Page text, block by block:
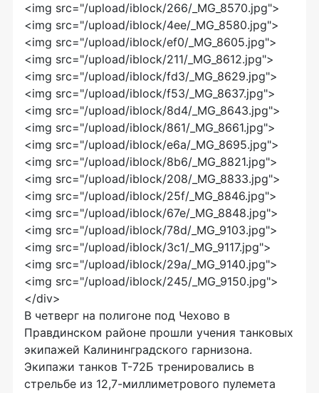
<img src="/upload/iblock/266/_MG_8570.jpg">
<img src="/upload/iblock/4ee/_MG_8580.jpg">
<img src="/upload/iblock/ef0/_MG_8605.jpg">
<img src="/upload/iblock/211/_MG_8612.jpg">
<img src="/upload/iblock/fd3/_MG_8629.jpg">
<img src="/upload/iblock/f53/_MG_8637.jpg">
<img src="/upload/iblock/8d4/_MG_8643.jpg">
<img src="/upload/iblock/861/_MG_8661.jpg">
<img src="/upload/iblock/e6a/_MG_8695.jpg">
<img src="/upload/iblock/8b6/_MG_8821.jpg">
<img src="/upload/iblock/208/_MG_8833.jpg">
<img src="/upload/iblock/25f/_MG_8846.jpg">
<img src="/upload/iblock/67e/_MG_8848.jpg">
<img src="/upload/iblock/78d/_MG_9103.jpg">
<img src="/upload/iblock/3c1/_MG_9117.jpg">
<img src="/upload/iblock/29a/_MG_9140.jpg">
<img src="/upload/iblock/245/_MG_9150.jpg">
</div>
В четверг на полигоне под Чехово в
Правдинском районе прошли учения танковых
экипажей Калининградского гарнизона.
Экипажи танков Т-72Б тренировались в
стрельбе из 12,7-миллиметрового пулемета